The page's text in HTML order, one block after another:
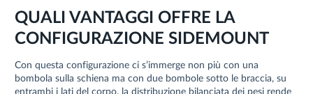
QUALI VANTAGGI OFFRE LA
CONFIGURAZIONE SIDEMOUNT
Con questa configurazione ci s’immerge non più con una
bombola sulla schiena ma con due bombole sotto le braccia, su
entrambi i lati del corpo, la distribuzione bilanciata dei pesi rende